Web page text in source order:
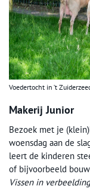
Voedertocht in ’t
Makerij Junior
Bezoek met je
woensdag aan de
leert de kinderen
of bijvoorbeeld
Vissen in